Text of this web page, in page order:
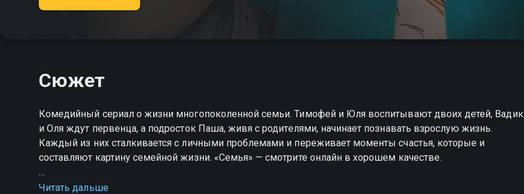
Сюжет
Комедийный сериал о жизни многопоколенной семьи. Тимофей и Юля воспитывают двоих детей, Вадик
и Оля ждут первенца, а подросток Паша, живя с родителями, начинает познавать взрослую жизнь.
Каждый из них сталкивается с личными проблемами и переживает моменты счастья, которые и
составляют картину семейной жизни. «Семья» — смотрите онлайн в хорошем качестве.
Посмотреть онлайн 1 сезон сериала Семья вы можете совершенно бесплатно в хорошем HD качестве
Читать дальше